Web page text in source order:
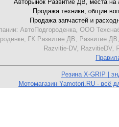
Авторынок Развитие ДВ, места на
Продажа техники, общие
Продажа запчастей и
АвтоПодгороденка, ООО
ГК Развитие ДВ,
Razvitie-DV, RazvitieDV,
Резина X-GRIP |
Мотомагазин Yamotori.RU - всё